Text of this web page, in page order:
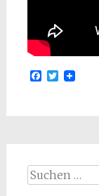
Facebook
Twitter
Suchen